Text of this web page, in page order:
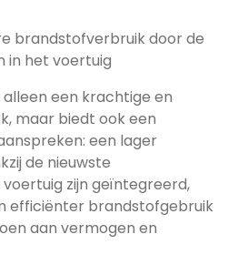
brandstofverbruik door de
in het voertuig
alleen een krachtige en
maar biedt ook een
een lager
de nieuwste
zijn geïntegreerd,
efficiënter brandstofgebruik
aan vermogen en